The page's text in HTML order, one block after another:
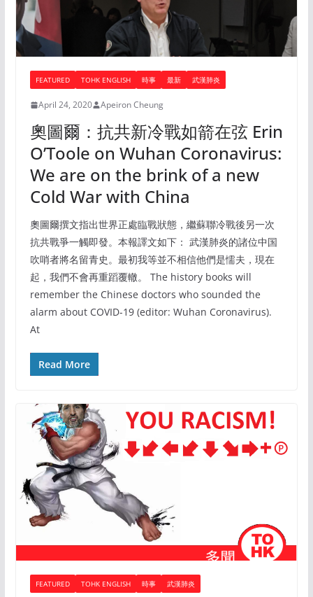
FEATURED TOHK ENGLISH 時事 最新 武漢肺炎
April 24, 2020 Apeiron Cheung
奧圖爾：抗共新冷戰如箭在弦 Erin
O’Toole on Wuhan Coronavirus:
We are on the brink of a new
Cold War with China
奧圖爾撰文指出世界正處臨戰狀態，繼蘇聯冷戰後另一次
抗共戰爭一觸即發。本報譯文如下： 武漢肺炎的諸位中国
吹哨者將名留青史。最初我等並不相信他們是懦夫，現在
起，我們不會再重蹈覆轍。 The history books will
remember the Chinese doctors who sounded the
alarm about COVID-19 (editor: Wuhan Coronavirus).
At
Read More
FEATURED TOHK ENGLISH 時事 武漢肺炎